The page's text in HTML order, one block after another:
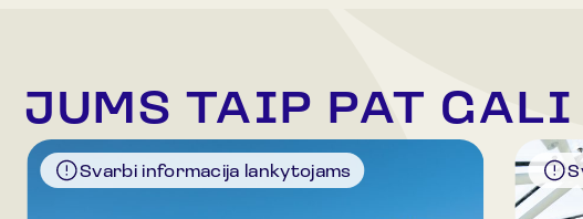
JUMS TAIP PAT
Svarbi informacija lankytojams